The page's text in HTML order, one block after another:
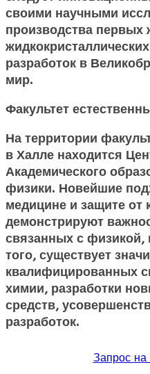
своими научными
производства первых
разработок в
мир.
Факультет
На территории
в Халле находится
Академического
физики. Новейшие
медицине и защите от
демонстрируют
связанных с
того, существует
квалифицированных
химии, разработки
средств,
разработок.
Запрос на